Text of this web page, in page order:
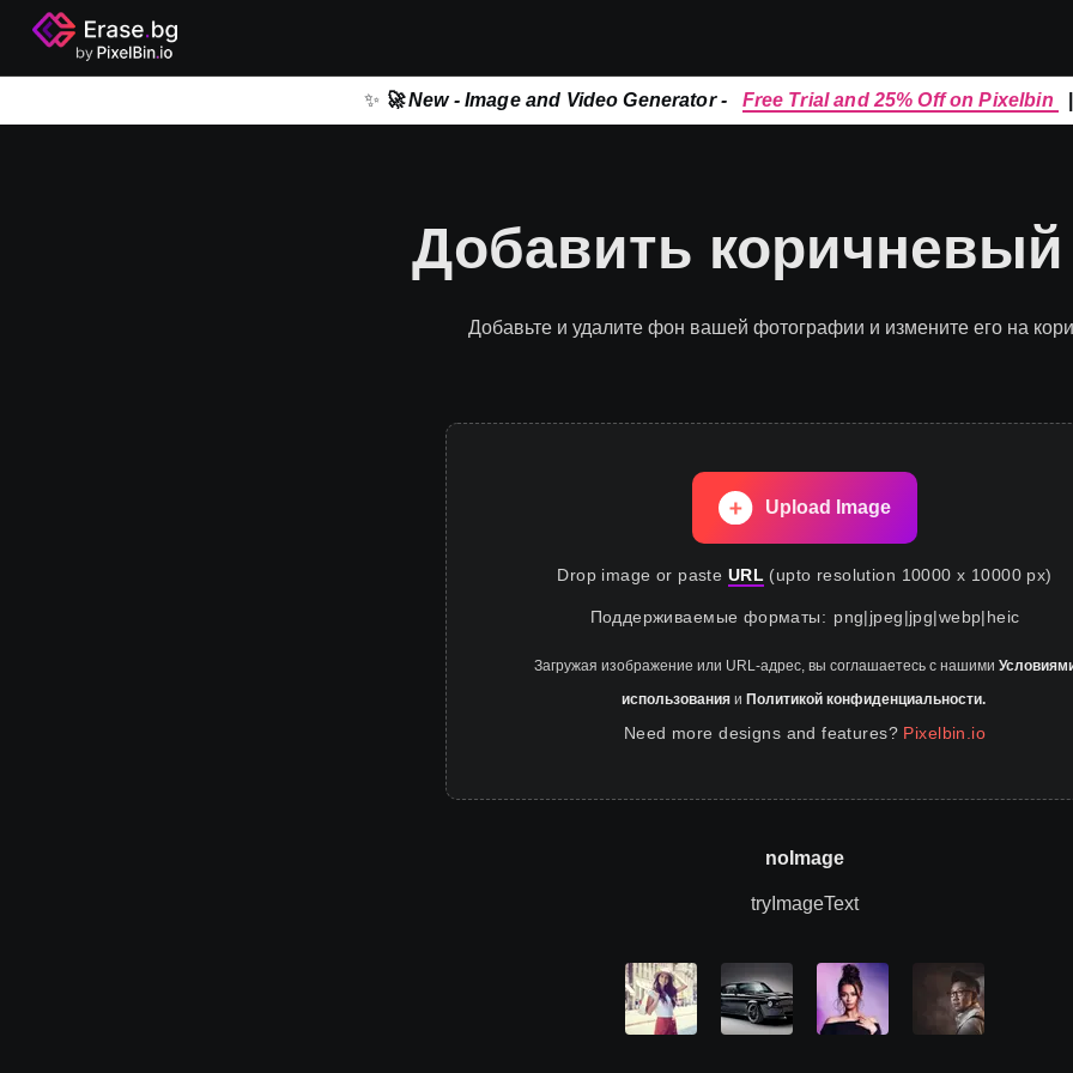
✨ 🚀 New - Image and Video Generator - Free Trial and 25% Off on Pixelbin
Добавить
Добавьте и удалите фон вашей фотографии и измените его на
Upload Image
Drop image or paste URL (upto resolution 10000 x 10000 px)
Поддерживаемые форматы: png|jpeg|jpg|webp|heic
Загружая изображение или URL-адрес, вы соглашаетесь с нашими
использования и Политикой конфиденциальности.
Need more designs and features? Pixelbin.io
noImage
tryImageText